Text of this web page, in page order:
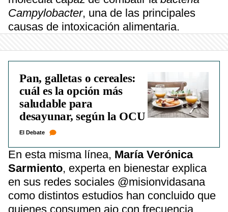
Campylobacter, una de las principales
causas de intoxicación alimentaria.
Pan, galletas o cereales:
cuál es la opción más
saludable para
desayunar, según la OCU
El Debate
En esta misma línea, María Verónica
Sarmiento, experta en bienestar explica
en sus redes sociales @misionvidasana
como distintos estudios han concluido que
quienes consumen ajo con frecuencia